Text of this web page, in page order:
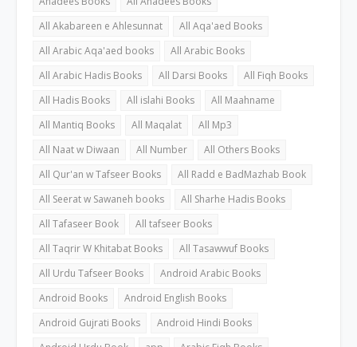
All Akabareen e Ahlesunnat
All Aqa'aed Books
All Arabic Aqa'aed books
All Arabic Books
All Arabic Hadis Books
All Darsi Books
All Fiqh Books
All Hadis Books
All islahi Books
All Maahname
All Mantiq Books
All Maqalat
All Mp3
All Naat w Diwaan
All Number
All Others Books
All Qur'an w Tafseer Books
All Radd e BadMazhab Book
All Seerat w Sawaneh books
All Sharhe Hadis Books
All Tafaseer Book
All tafseer Books
All Taqrir W Khitabat Books
All Tasawwuf Books
All Urdu Tafseer Books
Android Arabic Books
Android Books
Android English Books
Android Gujrati Books
Android Hindi Books